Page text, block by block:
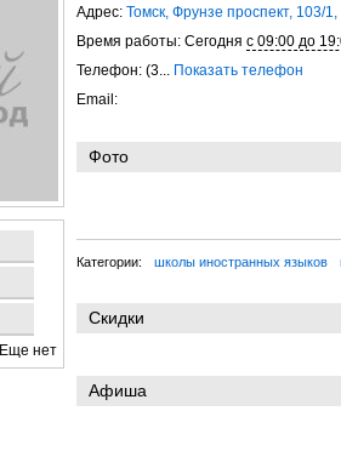
Еще нет
Адрес: Томск, Фрунзе проспект, 103/
Время работы: Сегодня с 09:00 до
Телефон: (3... Показать телефон
Email:
Фото
Категории: школы иностранных языков
Скидки
Афиша